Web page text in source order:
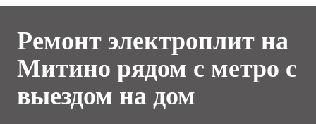
Ремонт электроплит на
Митино рядом с метро с
выездом на дом